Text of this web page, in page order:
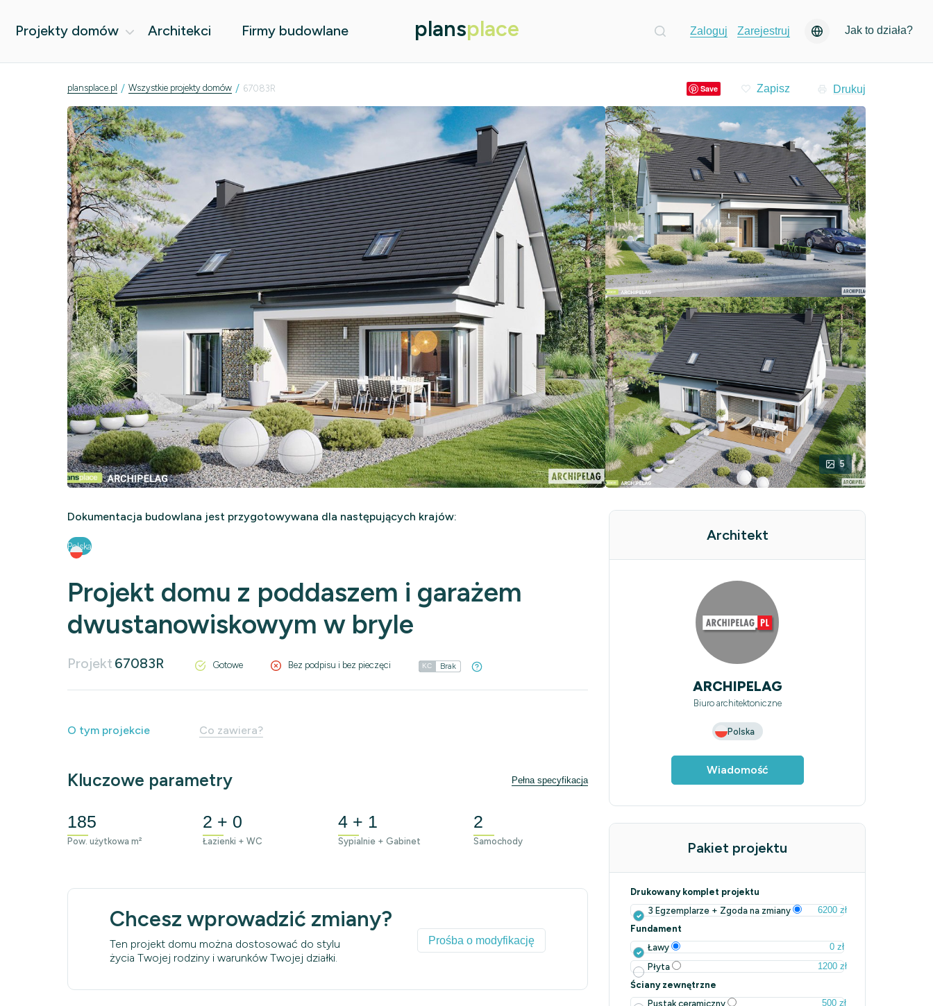
Projekty domów Architekci Firmy budowlane plansplace Zaloguj Zarejestruj Jak to działa?
plansplace.pl / Wszystkie projekty domów / 67083R Save Drukuj
5
Dokumentacja budowlana jest przygotowywana dla następujących krajów:
Polska
Projekt domu z poddaszem i garażem
dwustanowiskowym w bryle
Projekt 67083R Gotowe Bez podpisu i bez pieczęci KC Brak
O tym projekcie Co zawiera?
Kluczowe parametry Pełna specyfikacja
185
Pow. użytkowa m²
2 + 0
Łazienki + WC
4 + 1
Sypialnie + Gabinet
2
Samochody
Chcesz wprowadzić zmiany?
Ten projekt domu można dostosować do stylu
życia Twojej rodziny i warunków Twojej działki.
Prośba o modyfikację
Architekt
ARCHIPELAG
Biuro architektoniczne
Polska
Wiadomość
Pakiet projektu
Drukowany komplet projektu
3 Egzemplarze + Zgoda na zmiany
6200 zł
Fundament
Ławy
0 zł
Płyta
1200 zł
Ściany zewnętrzne
Pustak ceramiczny
500 zł